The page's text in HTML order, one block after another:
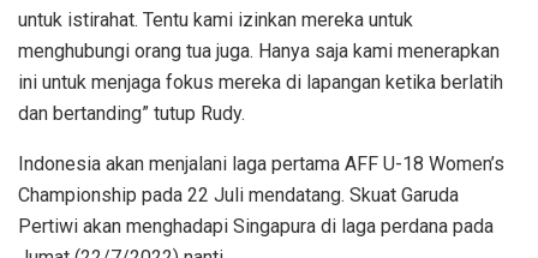
untuk istirahat. Tentu kami izinkan mereka untuk
menghubungi orang tua juga. Hanya saja kami menerapkan
ini untuk menjaga fokus mereka di lapangan ketika berlatih
dan bertanding” tutup Rudy.
Indonesia akan menjalani laga pertama AFF U-18 Women’s
Championship pada 22 Juli mendatang. Skuat Garuda
Pertiwi akan menghadapi Singapura di laga perdana pada